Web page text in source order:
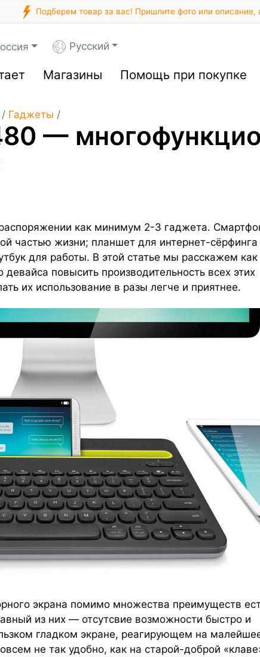
Подберем товар за вас! Пришлите фото или
Русский
Магазины Помощь при покупке
/ Гаджеты /
—
как минимум 2-3 гаджета.
частью жизни; планшет для интернет-сёрфинга
для работы. В этой статье мы расскажем как
повысить производительность всех этих
их использование в разы легче и приятнее.
экрана помимо множества преимуществ
из них — отсутсвие возможности быстро и
гладком экране, реагирующем на
не так удобно, как на старой-доброй